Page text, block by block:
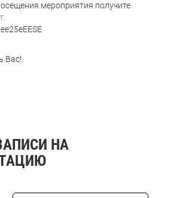
мероприятия получите
Вас!
НА